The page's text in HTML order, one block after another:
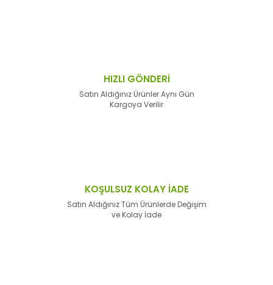
HIZLI GÖNDERİ
Satın Aldığınız Ürünler Aynı Gün
Kargoya Verilir
KOŞULSUZ KOLAY İADE
Satın Aldığınız Tüm Ürünlerde Değişim
ve Kolay İade